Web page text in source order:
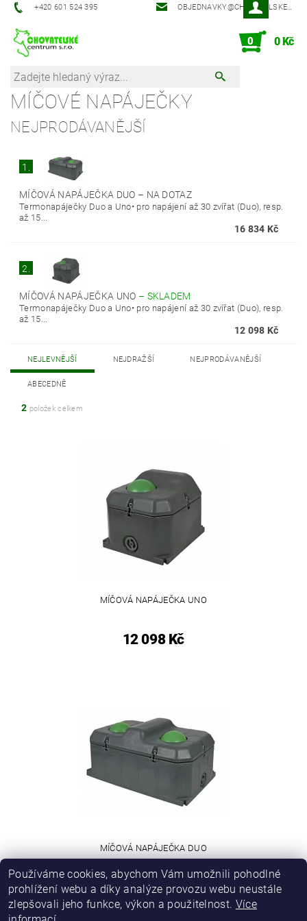
‭+420 601 524 395‬ OBJEDNAVKY@CHOVATELSKECENTRUM.CZ
0 0 Kč
MÍČOVÉ NAPÁJEČKY
NEJPRODÁVANĚJŠÍ
1.
MÍČOVÁ NAPÁJEČKA DUO – NA DOTAZ
Termonapáječky Duo a Uno• pro napájení až 30 zvířat (Duo), resp.
až 15...
16 834 Kč
2.
MÍČOVÁ NAPÁJEČKA UNO – SKLADEM
Termonapáječky Duo a Uno• pro napájení až 30 zvířat (Duo), resp.
až 15...
12 098 Kč
NEJLEVNĚJŠÍ NEJDRAŽŠÍ NEJPRODÁVANĚJŠÍ
ABECEDNĚ
2 položek celkem
MÍČOVÁ NAPÁJEČKA UNO
12 098 Kč
MÍČOVÁ NAPÁJEČKA DUO
16 834 Kč
Používáme cookies, abychom Vám umožnili pohodlné
prohlížení webu a díky analýze provozu webu neustále
zlepšovali jeho funkce, výkon a použitelnost. Více